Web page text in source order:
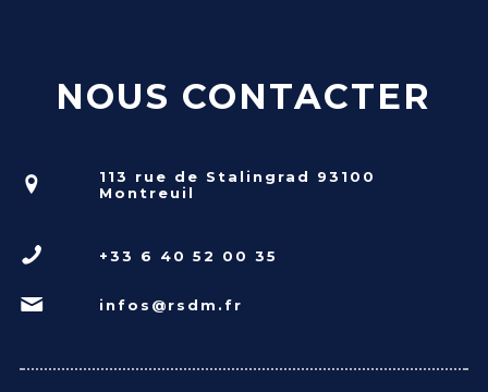
NOUS CONTACTER
113 rue de Stalingrad 93100
Montreuil
+33 6 40 52 00 35
infos@rsdm.fr